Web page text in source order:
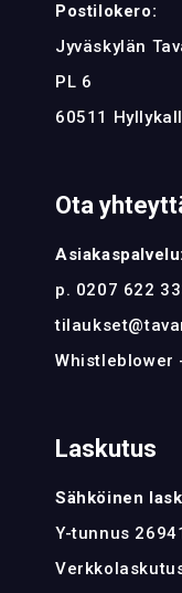
Postilokero:
Jyväskylän
PL 6
60511
Ota
Asiakaspalvelu:
p. 0207 622
Whistleblower
Laskutus
Sähköinen
Y-tunnus